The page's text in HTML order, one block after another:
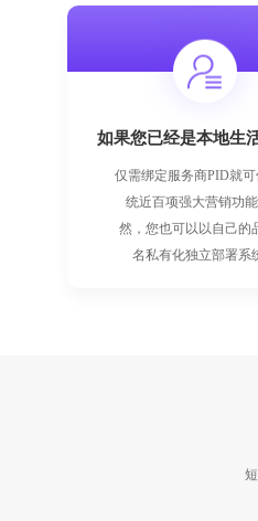
如果您已经是本地生
仅需绑定服务商PID就
统近百项强大营销功
然，您也可以以自己的
名私有化独立部署系